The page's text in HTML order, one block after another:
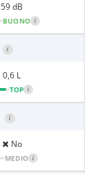
59 dB
BUONO i
i
0,6 L
TOP i
i
No
MEDIO i